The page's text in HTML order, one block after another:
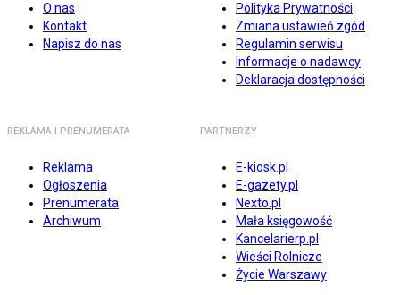
O nas
Kontakt
Napisz do nas
Polityka Prywatności
Zmiana ustawień zgód
Regulamin serwisu
Informacje o nadawcy
Deklaracja dostępności
REKLAMA I PRENUMERATA
Reklama
Ogłoszenia
Prenumerata
Archiwum
PARTNERZY
E-kiosk.pl
E-gazety.pl
Nexto.pl
Mała księgowość
Kancelarierp.pl
Wieści Rolnicze
Życie Warszawy